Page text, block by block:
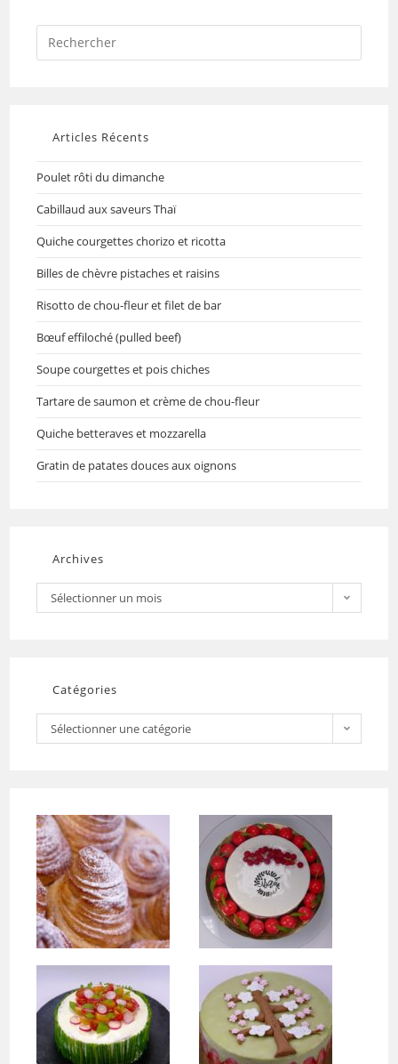
Articles Récents
Poulet rôti du dimanche
Cabillaud aux saveurs Thaï
Quiche courgettes chorizo et ricotta
Billes de chèvre pistaches et raisins
Risotto de chou-fleur et filet de bar
Bœuf effiloché (pulled beef)
Soupe courgettes et pois chiches
Tartare de saumon et crème de chou-fleur
Quiche betteraves et mozzarella
Gratin de patates douces aux oignons
Archives
Sélectionner un mois
Catégories
Sélectionner une catégorie